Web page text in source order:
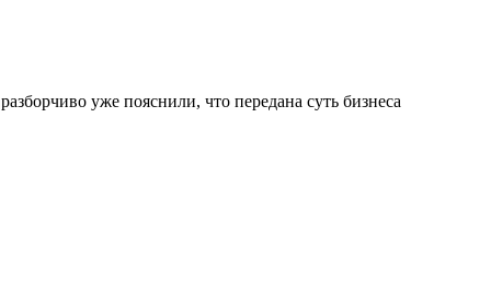
уже пояснили, что передана суть бизнеса